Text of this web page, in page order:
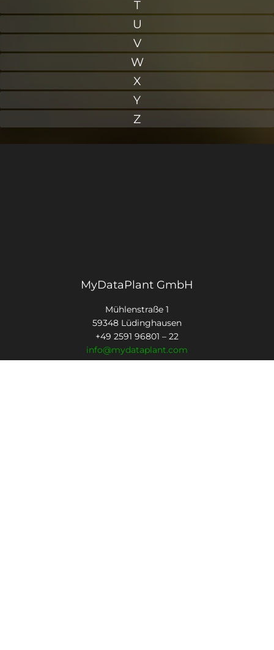
T
U
V
W
X
Y
Z
MyDataPlant GmbH
Mühlenstraße 1
59348 Lüdinghausen
+49 2591 96801 – 22
info@mydataplant.com